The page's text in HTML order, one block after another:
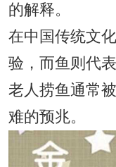
的解释。
在中国传统文
验，而鱼则代
老人捞鱼通常
难的预兆。